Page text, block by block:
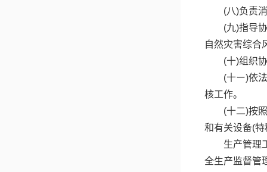
(八)负责
(九)指导
自然灾害综合
(十)组织
(十ー)依
核工作。
(十二)按
和有关设备(
生产管理
全生产监督管